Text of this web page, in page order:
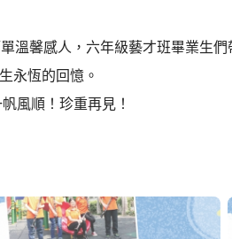
溫馨感人，六年級藝才班畢業生
永恆的回憶。
風順！珍重再見！